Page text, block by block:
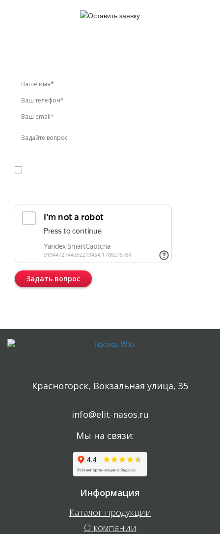
Задать вопрос
Красногорск, Вокзальная улица, 35
info@elit-nasos.ru
Мы на связи:
Информация
Каталог продукции
О компании